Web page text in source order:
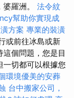
羅洲。 法令紋
幫助你實現成
方案 專業的裝潢
或前往冰島或新
個問題，您是目
一切都可以根據您
環境優美的安葬
台中搬家公司，